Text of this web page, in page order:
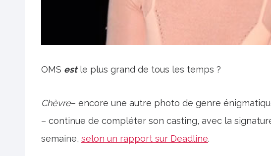
OMS estle plus grand de tous les temps ?
Chèvre– encore une autre photo de genre
– continue de compléter son casting, avec la
semaine, selon un rapport sur Deadline.